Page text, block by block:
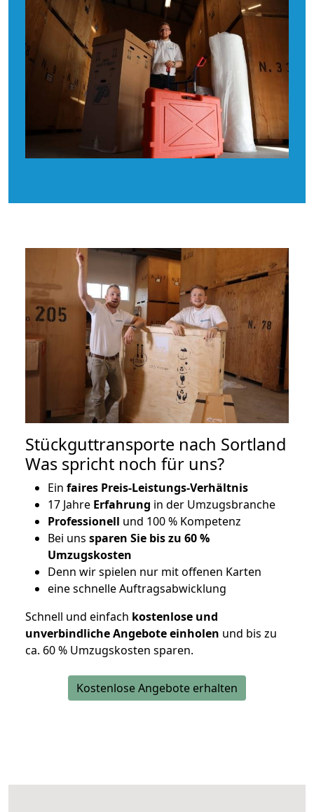
Stückguttransporte nach Sortland
Was spricht noch für uns?
Ein faires Preis-Leistungs-Verhältnis
17 Jahre Erfahrung in der Umzugsbranche
Professionell und 100 % Kompetenz
Bei uns sparen Sie bis zu 60 %
Umzugskosten
Denn wir spielen nur mit offenen Karten
eine schnelle Auftragsabwicklung
Schnell und einfach kostenlose und
unverbindliche Angebote einholen und bis zu
ca. 60 % Umzugskosten sparen.
Kostenlose Angebote erhalten